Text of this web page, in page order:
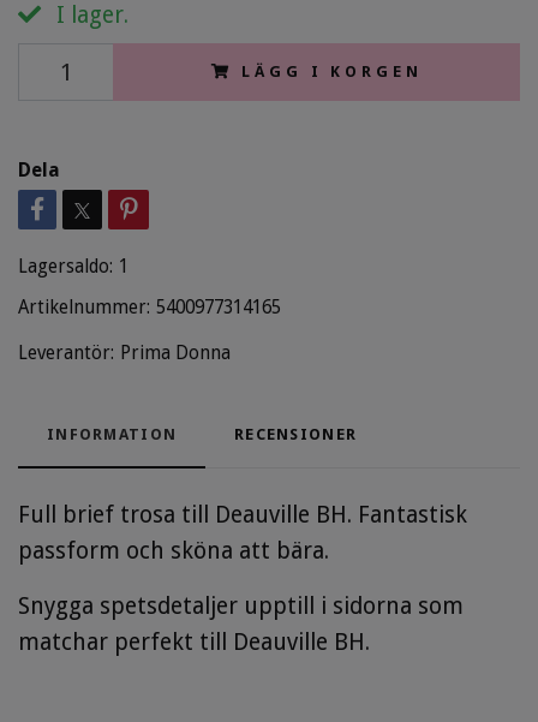
I lager.
LÄGG I KORGEN
Dela
Lagersaldo: 1
Artikelnummer: 5400977314165
Leverantör: Prima Donna
INFORMATION RECENSIONER
Full brief trosa till Deauville BH. Fantastisk
passform och sköna att bära.
Snygga spetsdetaljer upptill i sidorna som
matchar perfekt till Deauville BH.